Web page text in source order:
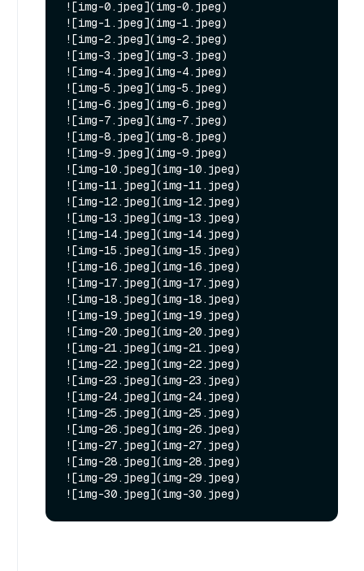
![img-0.jpeg](img-0.jpeg)
![img-1.jpeg](img-1.jpeg)
![img-2.jpeg](img-2.jpeg)
![img-3.jpeg](img-3.jpeg)
![img-4.jpeg](img-4.jpeg)
![img-5.jpeg](img-5.jpeg)
![img-6.jpeg](img-6.jpeg)
![img-7.jpeg](img-7.jpeg)
![img-8.jpeg](img-8.jpeg)
![img-9.jpeg](img-9.jpeg)
![img-10.jpeg](img-10.jpeg)
![img-11.jpeg](img-11.jpeg)
![img-12.jpeg](img-12.jpeg)
![img-13.jpeg](img-13.jpeg)
![img-14.jpeg](img-14.jpeg)
![img-15.jpeg](img-15.jpeg)
![img-16.jpeg](img-16.jpeg)
![img-17.jpeg](img-17.jpeg)
![img-18.jpeg](img-18.jpeg)
![img-19.jpeg](img-19.jpeg)
![img-20.jpeg](img-20.jpeg)
![img-21.jpeg](img-21.jpeg)
![img-22.jpeg](img-22.jpeg)
![img-23.jpeg](img-23.jpeg)
![img-24.jpeg](img-24.jpeg)
![img-25.jpeg](img-25.jpeg)
![img-26.jpeg](img-26.jpeg)
![img-27.jpeg](img-27.jpeg)
![img-28.jpeg](img-28.jpeg)
![img-29.jpeg](img-29.jpeg)